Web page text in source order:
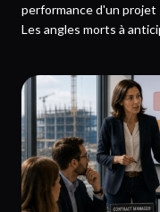
performance d'un projet
Les angles morts à